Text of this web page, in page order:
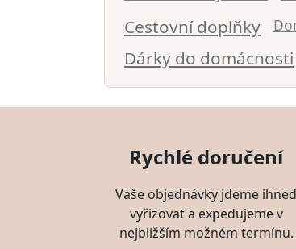
Cestovní doplňky
Dárky do domácnosti
Rychlé doručení
Vaše objednávky jdeme ihned
vyřizovat a expedujeme v
nejbližším možném termínu.